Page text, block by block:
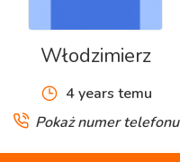
Włodzimierz
4 years temu
Pokaż numer telefonu